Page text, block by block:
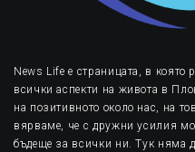
News Life е страницата, в която
всички аспекти на живота в
на позитивното около нас, на
вярваме, че с дружни усилия
бъдеще за всички ни. Тук няма